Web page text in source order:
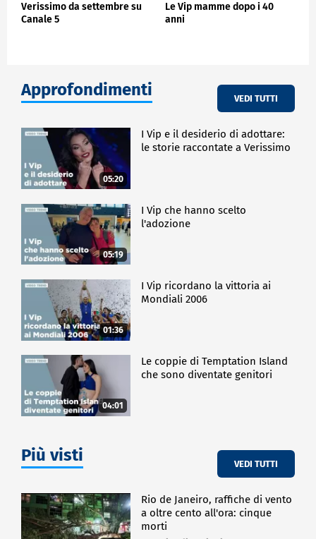
Verissimo da settembre su
Canale 5
Le Vip mamme dopo i 40
anni
Approfondimenti VEDI TUTTI
05:20
I Vip e il desiderio di adottare:
le storie raccontate a Verissimo
05:19
I Vip che hanno scelto
l'adozione
01:36
I Vip ricordano la vittoria ai
Mondiali 2006
04:01
Le coppie di Temptation Island
che sono diventate genitori
Più visti VEDI TUTTI
Rio de Janeiro, raffiche di vento
a oltre cento all'ora: cinque
morti